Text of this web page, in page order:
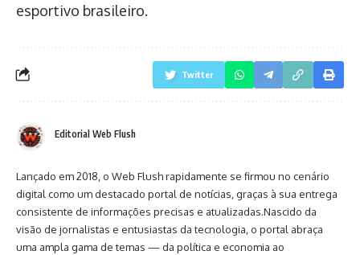
esportivo brasileiro.
Twitter
Editorial Web Flush
Lançado em 2018, o Web Flush rapidamente se firmou no cenário
digital como um destacado portal de notícias, graças à sua entrega
consistente de informações precisas e atualizadas.Nascido da
visão de jornalistas e entusiastas da tecnologia, o portal abraça
uma ampla gama de temas — da política e economia ao